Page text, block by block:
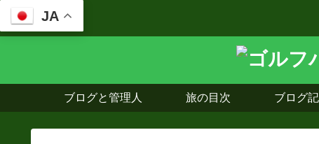
JA
ブログと管理人 旅の目次 ブログ